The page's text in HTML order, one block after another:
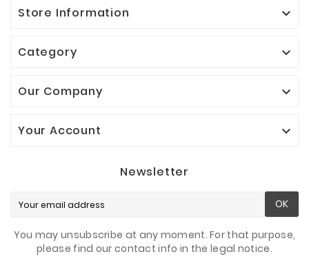
Store Information 
Category 
Our Company 
Your Account 
Newsletter
OK
You may unsubscribe at any moment. For that purpose,
please find our contact info in the legal notice.